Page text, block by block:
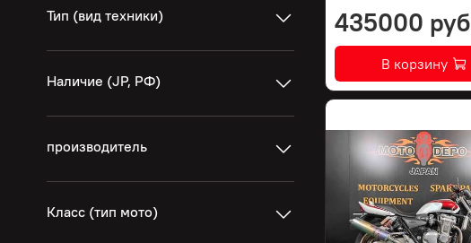
435000 руб
В корзину
Тип (вид техники)
Наличие (JP, РФ)
производитель
Класс (тип мото)